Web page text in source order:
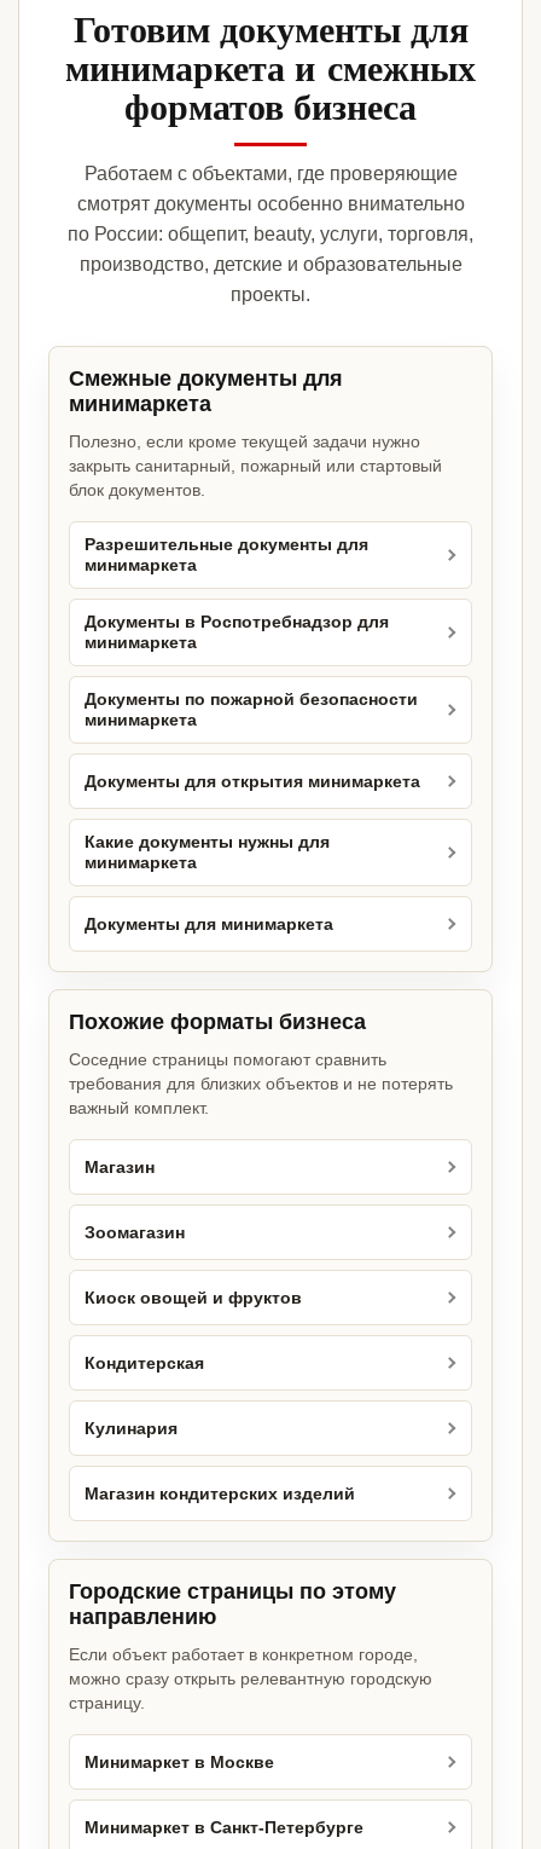
Готовим документы для
минимаркета и смежных
форматов бизнеса
Работаем с объектами, где проверяющие
смотрят документы особенно внимательно
по России: общепит, beauty, услуги, торговля,
производство, детские и образовательные
проекты.
Смежные документы для
минимаркета
Полезно, если кроме текущей задачи нужно
закрыть санитарный, пожарный или стартовый
блок документов.
Разрешительные документы для
минимаркета
Документы в Роспотребнадзор для
минимаркета
Документы по пожарной безопасности
минимаркета
Документы для открытия минимаркета
Какие документы нужны для
минимаркета
Документы для минимаркета
Похожие форматы бизнеса
Соседние страницы помогают сравнить
требования для близких объектов и не потерять
важный комплект.
Магазин
Зоомагазин
Киоск овощей и фруктов
Кондитерская
Кулинария
Магазин кондитерских изделий
Городские страницы по этому
направлению
Если объект работает в конкретном городе,
можно сразу открыть релевантную городскую
страницу.
Минимаркет в Москве
Минимаркет в Санкт-Петербурге